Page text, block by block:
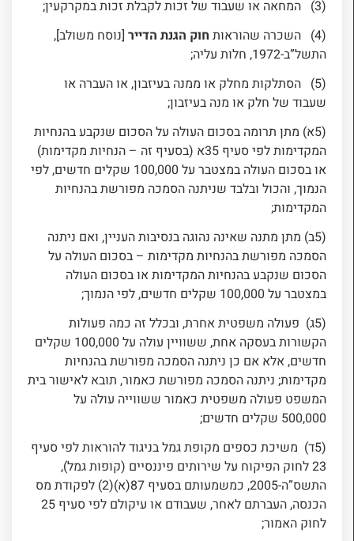
(3) המחאה או שעבוד של זכות לקבלת זכות במקרקעין;
(4) השכרה שהוראות
חוק הגנת הדייר[נוסח משולב],
התשל”ב-1972, חלות עליה;
(5) הסתלקות מחלק או ממנה בעיזבון, או העברה או
שעבוד של חלק או מנה בעיזבון;
(5א) מתן תרומה בסכום העולה על הסכום שנקבע בהנחיות
המקדימות לפי סעיף 35א (בסעיף זה – הנחיות מקדימות)
או בסכום העולה במצטבר על 100,000 שקלים חדשים, לפי
הנמוך, והכול ובלבד שניתנה הסמכה מפורשת בהנחיות
המקדימות;
(5ב) מתן מתנה שאינה נהוגה בנסיבות העניין, ואם ניתנה
הסמכה מפורשת בהנחיות מקדימות – בסכום העולה על
הסכום שנקבע בהנחיות המקדימות או בסכום העולה
במצטבר על 100,000 שקלים חדשים, לפי הנמוך;
(5ג) פעולה משפטית אחרת, ובכלל זה כמה פעולות
הקשורות בעסקה אחת, ששוויין עולה על 100,000 שקלים
חדשים, אלא אם כן ניתנה הסמכה מפורשת בהנחיות
מקדימות; ניתנה הסמכה מפורשת כאמור, תובא לאישור בית
המשפט פעולה משפטית כאמור ששווייה עולה על
500,000 שקלים חדשים;
(5ד) משיכת כספים מקופת גמל בניגוד להוראות לפי סעיף
23 לחוק הפיקוח על שירותים פיננסיים (קופות גמל),
התשס”ה-2005, כמשמעותם בסעיף 87(א)(2) לפקודת מס
הכנסה, העברתם לאחר, שעבודם או עיקולם לפי סעיף 25
לחוק האמור;